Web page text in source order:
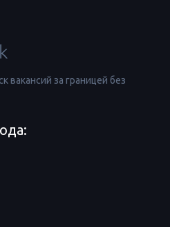
вакансий за границей без